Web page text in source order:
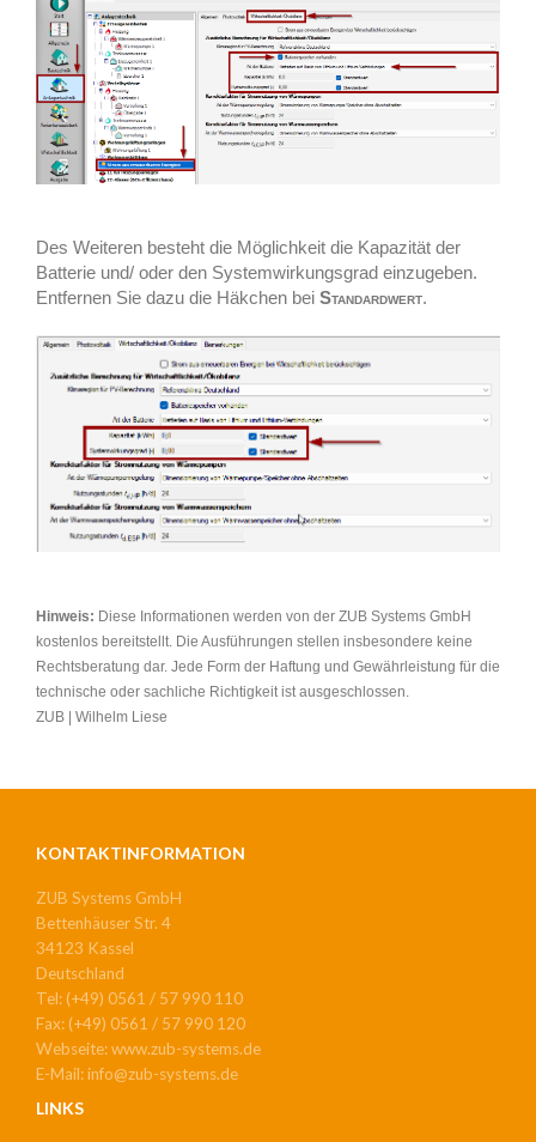
Des Weiteren besteht die Möglichkeit die Kapazität der
Batterie und/ oder den Systemwirkungsgrad einzugeben.
Entfernen Sie dazu die Häkchen bei Standardwert.
Hinweis: Diese Informationen werden von der ZUB Systems GmbH
kostenlos bereitstellt. Die Ausführungen stellen insbesondere keine
Rechtsberatung dar. Jede Form der Haftung und Gewährleistung für die
technische oder sachliche Richtigkeit ist ausgeschlossen.
ZUB | Wilhelm Liese
KONTAKTINFORMATION
ZUB Systems GmbH
Bettenhäuser Str. 4
34123 Kassel
Deutschland
Tel: (+49) 0561 / 57 990 110
Fax: (+49) 0561 / 57 990 120
Webseite: www.zub-systems.de
E-Mail: info@zub-systems.de
LINKS